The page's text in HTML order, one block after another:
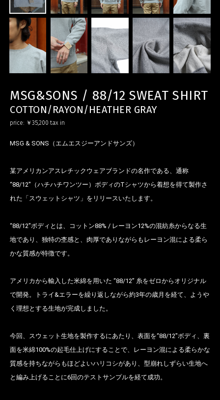
MSG&SONS / 88/12 SWEAT SHIRT
COTTON/RAYON/HEATHER GRAY
price: ￥35,200 tax in
MSG & SONS（エムエスジーアンドサンズ）
某アメリカンアスレチックウェアブランドの名作である、通称
“88/12″（ハチハチワンツー）ボディのTシャツから着想を得て製作さ
れた「スウェットシャツ」をリリースいたします。
“88/12″ボディとは、コットン88% / レーヨン12%の混紡糸からなる生
地であり、独特の杢感と、肉厚でありながらもレーヨン混による柔ら
かな質感が特徴です。
アメリカから輸入した米綿を用いた “88/12” 糸をゼロからオリジナル
で開発。トライ&エラーを繰り返しながら約3年の歳月を経て、ようや
く理想とする生地が完成しました。
今回、スウェット生地を製作するにあたり、表面を“88/12″ボディ、裏
面を米綿100%の起毛仕上げにすることで、レーヨン混による柔らかな
質感を持ちながらもほどよいハリコシがあり、型崩れしずらい生地へ
と編み上げることに6回のテストサンプルを経て成功。